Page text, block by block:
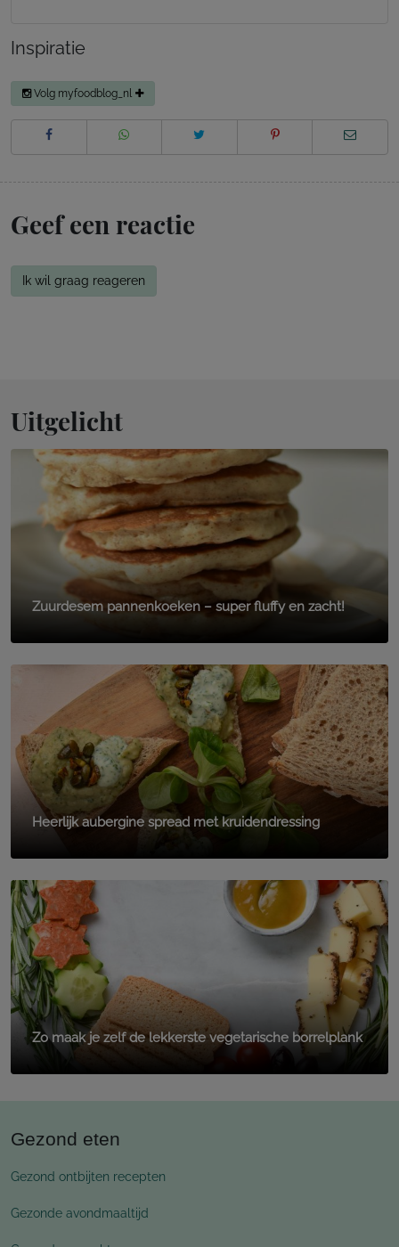
Inspiratie
Volg myfoodblog_nl
Geef een reactie
Ik wil graag reageren
Uitgelicht
Zuurdesem pannenkoeken – super fluffy en zacht!
Heerlijk aubergine spread met kruidendressing
Zo maak je zelf de lekkerste vegetarische borrelplank
Gezond eten
Gezond ontbijten recepten
Gezonde avondmaaltijd